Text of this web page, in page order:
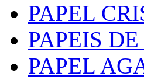
PAPEL
PAPEIS
PAPEL